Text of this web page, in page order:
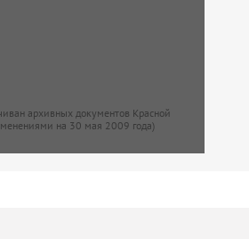
архивных документов Красной
на 30 мая 2009 года)